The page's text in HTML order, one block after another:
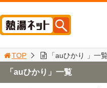
TOP 「auひかり 」一
「auひかり」一覧